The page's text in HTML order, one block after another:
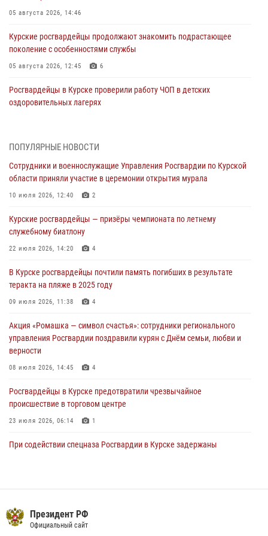
05 августа 2026, 14:46
Курские росгвардейцы продолжают знакомить подрастающее
поколение с особенностями службы
05 августа 2026, 12:45 6
Росгвардейцы в Курске проверили работу ЧОП в детских
оздоровительных лагерях
При содействии спецназа Росгвардии в Курске пресечена попытка
04 августа 2026, 12:52
За прошедшую неделю росгвардейцы Курской области проверили
04 августа 2026, 07:00
В Курской области росгвардейцы за прошедшую неделю совершили
03 августа 2026, 09:46
За прошедшую неделю росгвардейцы Курской области проверили
30 июля 2026, 07:00
ПОПУЛЯРНЫЕ НОВОСТИ
Сотрудники и военнослужащие Управления Росгвардии по Курской
области приняли участие в церемонии открытия мурала
10 июля 2026, 12:40 2
Курские росгвардейцы — призёры чемпионата по летнему
служебному биатлону
22 июля 2026, 14:20 4
В Курске росгвардейцы почтили память погибших в результате
теракта на пляже в 2025 году
09 июля 2026, 11:38 4
Акция «Ромашка — символ счастья»: сотрудники регионального
управления Росгвардии поздравили курян с Днём семьи, любви и
верности
08 июля 2026, 14:45 4
Росгвардейцы в Курске предотвратили чрезвычайное
происшествие в торговом центре
23 июля 2026, 06:14 1
При содействии спецназа Росгвардии в Курске задержаны
первого этапа фотоконкурса «В объективе Росгвардия»
22 июля 2026, 12:38
Президент РФ
Официальный сайт